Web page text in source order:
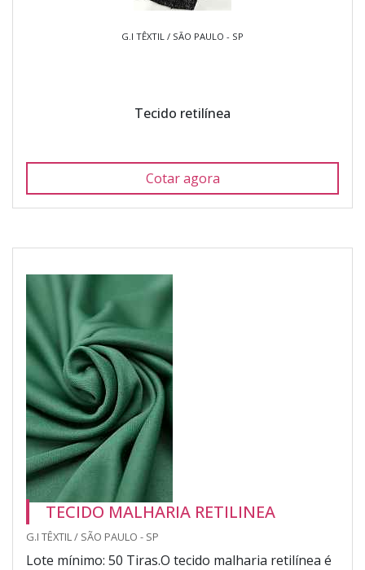
G.I TÊXTIL / SÃO PAULO - SP
Tecido retilínea
Cotar agora
TECIDO MALHARIA RETILINEA
G.I TÊXTIL / SÃO PAULO - SP
Lote mínimo: 50 Tiras.O tecido malharia retilínea é